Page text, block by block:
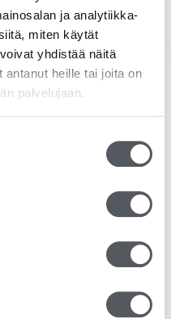
ja analytiikka-
miten käytät
yhdistää näitä
antanut heille tai joita on
palvelujaan.